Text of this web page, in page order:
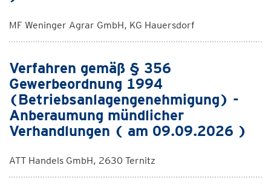
MF Weninger Agrar GmbH, KG Hauersdorf
Verfahren gemäß § 356
Gewerbeordnung 1994
(Betriebsanlagengenehmigung) -
Anberaumung mündlicher
Verhandlungen ( am 09.09.2026 )
ATT Handels GmbH, 2630 Ternitz